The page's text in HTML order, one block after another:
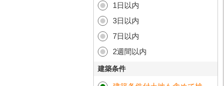
1日以内
3日以内
7日以内
2週間以内
建築条件